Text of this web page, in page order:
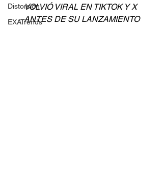
Distorsión
EXATrends
VOLVIÓ VIRAL EN TIKTOK Y X
ANTES DE SU LANZAMIENTO